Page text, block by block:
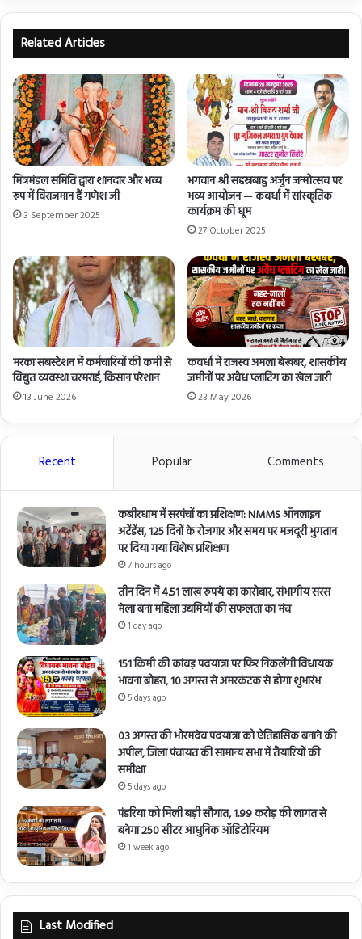
Related Articles
मित्रमंडल समिति द्वारा शानदार और भव्य
रूप में विराजमान हैं गणेश जी
3 September 2025
भगवान श्री सहस्रबाहु अर्जुन जन्मोत्सव पर
भव्य आयोजन — कवर्धा में सांस्कृतिक
कार्यक्रम की धूम
27 October 2025
मरका सबस्टेशन में कर्मचारियों की कमी से
विद्युत व्यवस्था चरमराई, किसान परेशान
13 June 2026
कवर्धा में राजस्व अमला बेखबर, शासकीय
जमीनों पर अवैध प्लाटिंग का खेल जारी
23 May 2026
Recent Popular Comments
कबीरधाम में सरपंचों का प्रशिक्षण: NMMS ऑनलाइन
अटेंडेंस, 125 दिनों के रोजगार और समय पर मजदूरी भुगतान
पर दिया गया विशेष प्रशिक्षण
7 hours ago
तीन दिन में 4.51 लाख रुपये का कारोबार, संभागीय सरस
मेला बना महिला उद्यमियों की सफलता का मंच
1 day ago
151 किमी की कांवड़ पदयात्रा पर फिर निकलेंगी विधायक
भावना बोहरा, 10 अगस्त से अमरकंटक से होगा शुभारंभ
5 days ago
03 अगस्त की भोरमदेव पदयात्रा को ऐतिहासिक बनाने की
अपील, जिला पंचायत की सामान्य सभा में तैयारियों की
समीक्षा
5 days ago
पंडरिया को मिली बड़ी सौगात, 1.99 करोड़ की लागत से
बनेगा 250 सीटर आधुनिक ऑडिटोरियम
1 week ago
Last Modified